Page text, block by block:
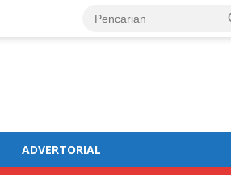
ADVERTORIAL